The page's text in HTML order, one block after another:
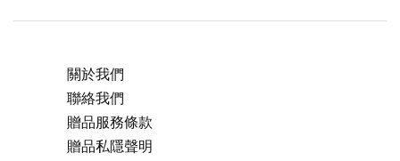
關於我們
聯絡我們
贈品服務條款
贈品私隱聲明